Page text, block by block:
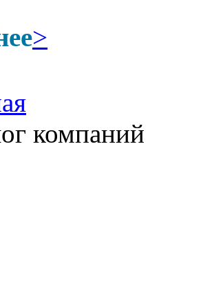
>
компаний